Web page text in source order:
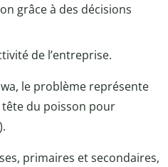
grâce à des décisions
de l’entreprise.
le problème représente
du poisson pour
).
primaires et secondaires,